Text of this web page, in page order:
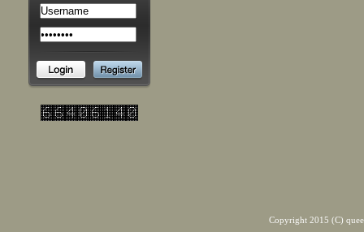
Copyright 2015 (C)